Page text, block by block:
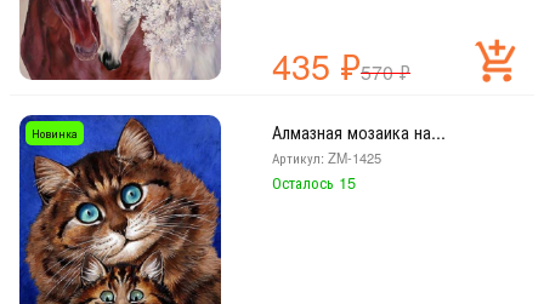
435 ₽570₽
Новинка Алмазная мозаика на...
Артикул: ZM-1425
Осталось 15